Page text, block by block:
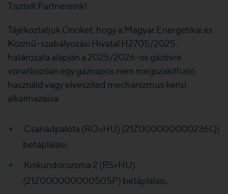
Tisztelt Partnereink!
Tájékoztatjuk Önöket, hogy a Magyar Energetikai és
Közmű-szabályozási Hivatal H2705/2025.
határozata alapján a 2025/2026-os gázévre
vonatkozóan egy gáznapos nem megszakítható
használd vagy elveszíted mechanizmus kerül
alkalmazásra
Csanádpalota (RO>HU) (21Z000000000236Q)
betáplálási,
Kiskundorozsma 2 (RS>HU)
(21Z000000000505P) betáplálási,